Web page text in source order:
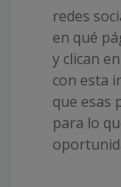
redes
en qué
y clican
con esta
que esas
para lo